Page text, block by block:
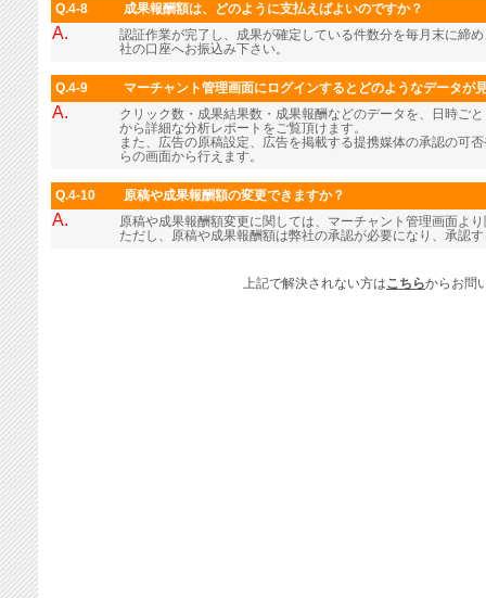
Q.4-8 成果報酬額は、どのように支払えばよいのですか？
A.
認証作業が完了し、成果が確定している件数分を毎月末に締
社の口座へお振込み下さい。
Q.4-9 マーチャント管理画面にログインするとどのようなデータが
A.
クリック数・成果結果数・成果報酬などのデータを、日時ご
から詳細な分析レポートをご覧頂けます。
また、広告の原稿設定、広告を掲載する提携媒体の承認の可
らの画面から行えます。
Q.4-10 原稿や成果報酬額の変更できますか？
A.
原稿や成果報酬額変更に関しては、マーチャント管理画面よ
ただし、原稿や成果報酬額は弊社の承認が必要になり、承認
上記で解決されない方はこちらからお問